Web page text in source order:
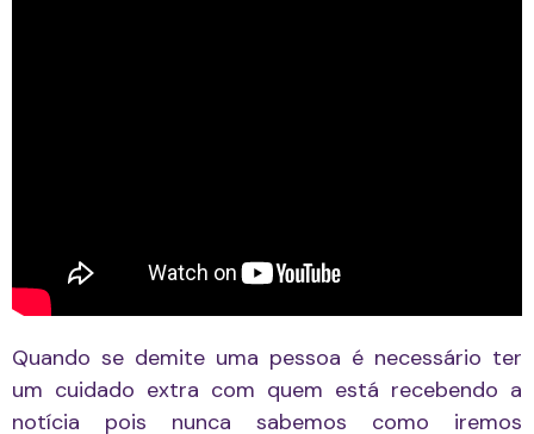
Quando se demite uma pessoa é necessário ter
um cuidado extra com quem está recebendo a
notícia pois nunca sabemos como iremos